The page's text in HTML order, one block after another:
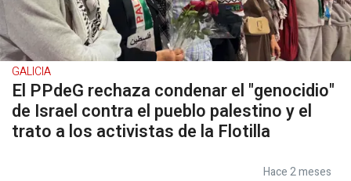
GALICIA
El PPdeG rechaza condenar el "genocidio"
de Israel contra el pueblo palestino y el
trato a los activistas de la Flotilla
Hace 2 meses